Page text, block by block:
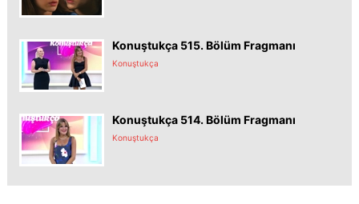
Konuştukça 515. Bölüm Fragmanı
Konuştukça
Konuştukça 514. Bölüm Fragmanı
Konuştukça